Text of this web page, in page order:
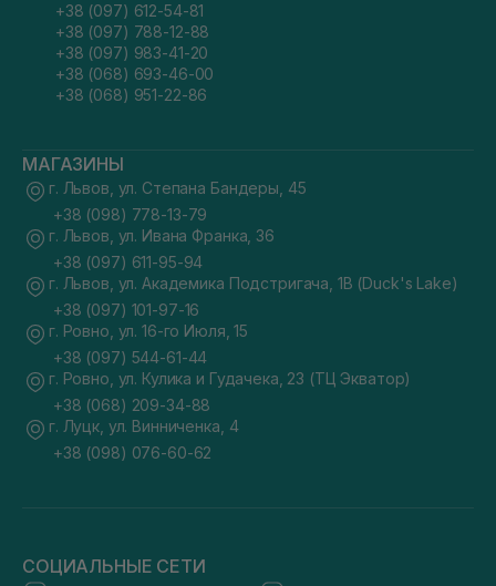
+38 (097) 612-54-81
+38 (097) 788-12-88
+38 (097) 983-41-20
+38 (068) 693-46-00
+38 (068) 951-22-86
МАГАЗИНЫ
г. Львов, ул. Степана Бандеры, 45
+38 (098) 778-13-79
г. Львов, ул. Ивана Франка, 36
+38 (097) 611-95-94
г. Львов, ул. Академика Подстригача, 1В (Duck's Lake)
+38 (097) 101-97-16
г. Ровно, ул. 16-го Июля, 15
+38 (097) 544-61-44
г. Ровно, ул. Кулика и Гудачека, 23 (ТЦ Экватор)
+38 (068) 209-34-88
г. Луцк, ул. Винниченка, 4
+38 (098) 076-60-62
СОЦИАЛЬНЫЕ СЕТИ